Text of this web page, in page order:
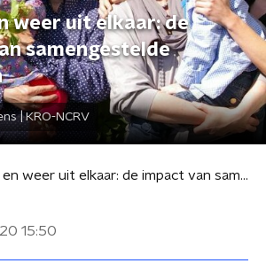
weer uit elkaar: de
samengestelde
| KRO-NCRV
Samen en weer uit elkaar: de impact van samengestelde gezinnen
15:50